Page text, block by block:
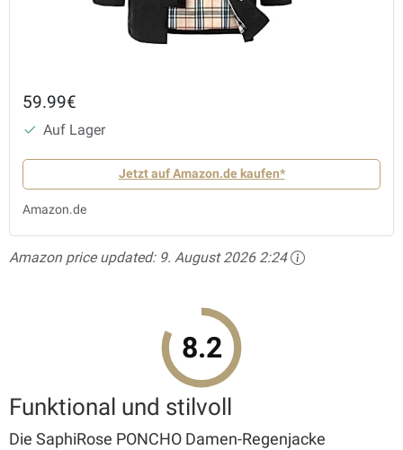
59.99€
Auf Lager
Jetzt auf Amazon.de kaufen*
Amazon.de
Amazon price updated: 9. August 2026 2:24
8.2
Funktional und stilvoll
Die SaphiRose PONCHO Damen-Regenjacke